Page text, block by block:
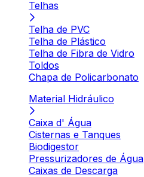
Telhas
Telha de PVC
Telha de Plástico
Telha de Fibra de Vidro
Toldos
Chapa de Policarbonato
Material Hidráulico
Caixa d' Água
Cisternas e Tanques
Biodigestor
Pressurizadores de Água
Caixas de Descarga